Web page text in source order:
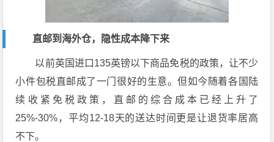
直邮到海外仓，隐性成本降下来
以前英国进口135英镑以下商品免税的政策，让不少
小件包税直邮成了一门很好的生意。但如今随着各国陆
续收紧免税政策，直邮的综合成本已经上升了
25%-30%，平均12-18天的送达时间更是让退货率居高
不下。